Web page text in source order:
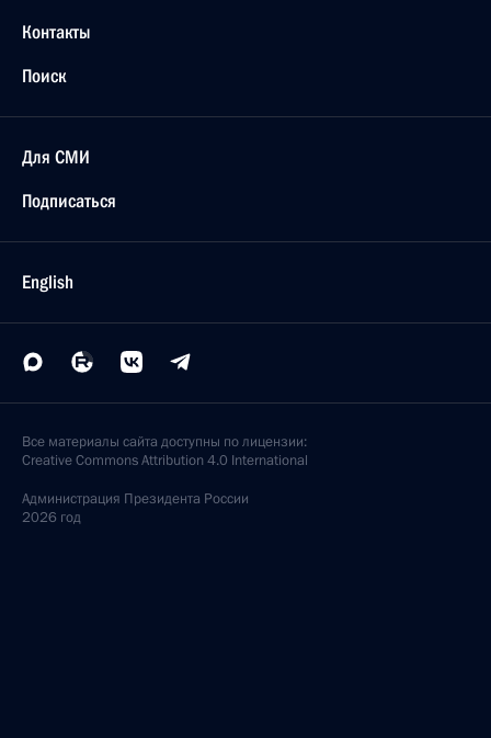
Контакты
Поиск
Для СМИ
Подписаться
English
Все материалы сайта доступны по лицензии:
Creative Commons Attribution 4.0 International
Администрация Президента России
2026 год